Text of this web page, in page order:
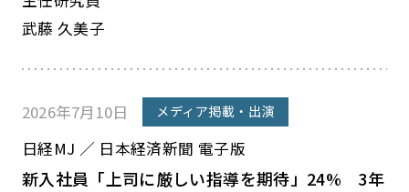
武藤 久美子
2026年7月10日 メディア掲載・出演
日経MJ ／ 日本経済新聞 電子版
新入社員「上司に厳しい指導を期待」24% 3年